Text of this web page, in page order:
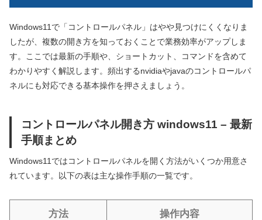
Windows11で「コントロールパネル」はやや見つけにくくなりま
したが、複数の開き方を知っておくことで業務効率がアップしま
す。ここでは最新の手順や、ショートカット、コマンドを含めて
わかりやすく解説します。頻出するnvidiaやjavaのコントロールパ
ネルにも対応できる基本操作を押さえましょう。
コントロールパネル開き方 windows11 – 最新
手順まとめ
Windows11ではコントロールパネルを開く方法がいくつか用意さ
れています。以下の表は主な操作手順の一覧です。
方法 操作内容